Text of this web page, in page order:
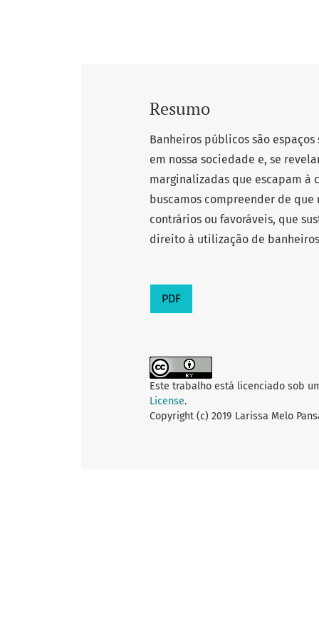
Resumo
Banheiros públicos são
em nossa sociedade e, se
marginalizadas que escapam à
buscamos compreender de
contrários ou favoráveis, que
direito à utilização de
PDF
Este trabalho está licenciado sob
License.
Copyright (c) 2019 Larissa Melo